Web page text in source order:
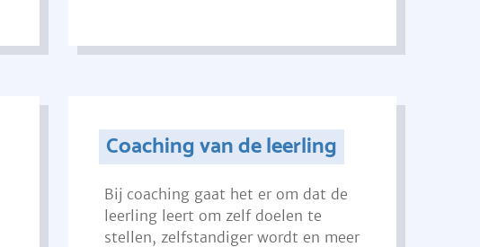
Coaching van de leerling
Bij coaching gaat het er om dat de
leerling leert om zelf doelen te
stellen, zelfstandiger wordt en meer